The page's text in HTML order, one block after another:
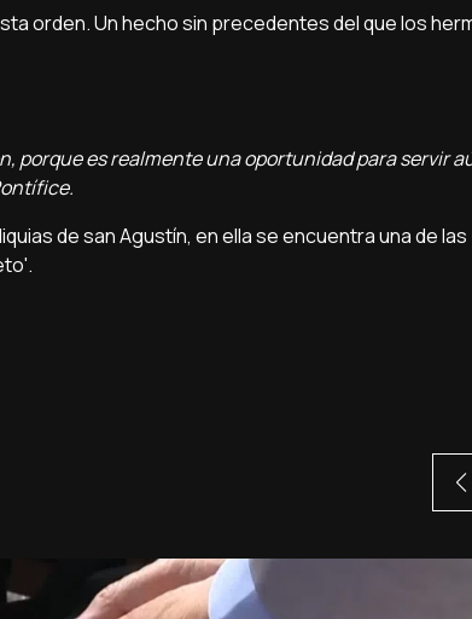
orden. Un hecho sin precedentes del que los
porque es realmente una oportunidad para servir
de san Agustín, en ella se encuentra una de